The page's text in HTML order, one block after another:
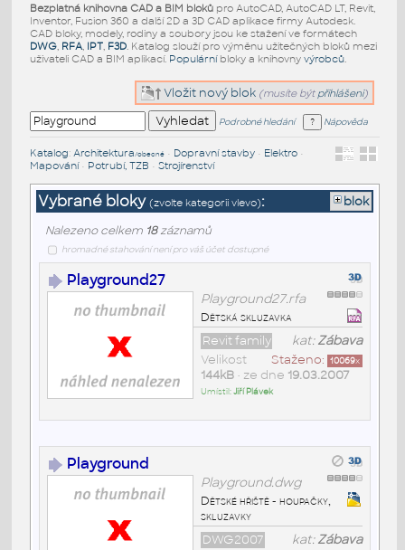
Bezplatná knihovna CAD a BIM blokůpro AutoCAD, AutoCAD LT, Revit,
Inventor, Fusion 360 a další 2D a 3D CAD aplikace firmy Autodesk.
CAD bloky, modely, rodiny a soubory jsou ke stažení ve formátech
DWG, RFA, IPT, F3D. Katalog slouží pro výměnu užitečných bloků mezi
uživateli CAD a BIM aplikací. Populárníbloky a knihovny výrobců.
Vložit nový blok (musíte být přihlášeni)
Podrobné hledání Nápověda
Katalog: Architektura/obecné• Dopravní stavby• Elektro•
Mapování• Potrubí, TZB • Strojírenství
Vybrané bloky (zvolte kategorii vlevo): blok
Nalezeno celkem 18záznamů
hromadné stahování není pro váš účet dostupné
Playground27
Playground27.rfa
Dětská skluzavka
kat:Zábava
Revit family
Staženo: 10069x
Velikost
144kB• ze dne 19.03.2007
Umístil:Jiří Plávek
Playground
Playground.dwg
Dětské hřiště - houpačky,
skluzavky
kat:Zábava
DWG2007